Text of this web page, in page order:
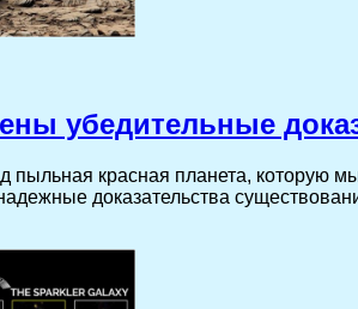
убедительные
пыльная красная планета,
доказательства